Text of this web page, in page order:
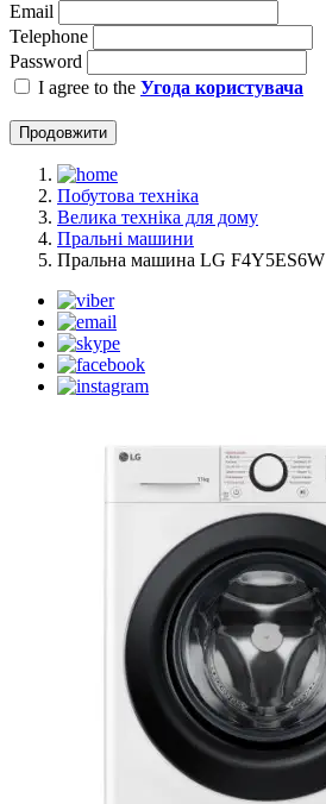
Email
Telephone
Password
I agree to the Угода користувача
Продовжити
Побутова техніка
Велика техніка для дому
Пральні машини
Пральна машина LG F4Y5ES6W